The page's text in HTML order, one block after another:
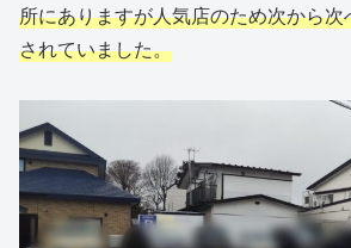
所にありますが人気店のため次から
されていました。